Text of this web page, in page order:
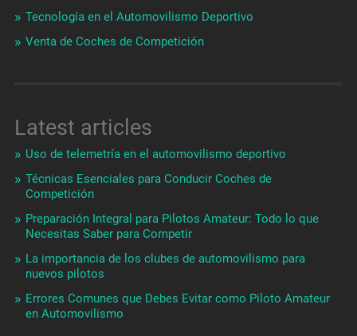
Tecnología en el Automovilismo Deportivo
Venta de Coches de Competición
Latest articles
Uso de telemetría en el automovilismo deportivo
Técnicas Esenciales para Conducir Coches de
Competición
Preparación Integral para Pilotos Amateur: Todo lo que
Necesitas Saber para Competir
La importancia de los clubes de automovilismo para
nuevos pilotos
Errores Comunes que Debes Evitar como Piloto Amateur
en Automovilismo